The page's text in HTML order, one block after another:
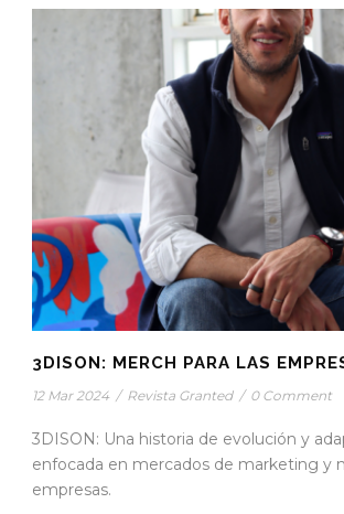
3DISON: MERCH PARA LAS
12 Mar 2024 / Revista Granted / 0 Comment
3DISON: Una historia de evolución y
enfocada en mercados de marketing y
empresas.